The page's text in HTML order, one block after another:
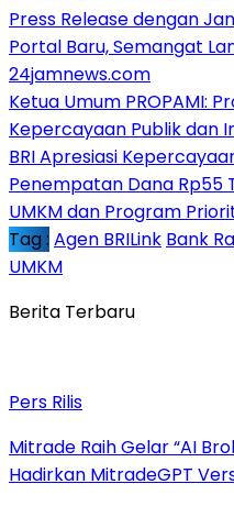
Press Release dengan
Portal Baru, Semangat
24jamnews.com
Ketua Umum PROPAMI:
Kepercayaan Publik dan
BRI Apresiasi
Penempatan Dana Rp55
UMKM dan Program
Tag : Agen BRILink Bank
UMKM
Berita Terbaru
Pers Rilis
Mitrade Raih Gelar “AI
Hadirkan MitradeGPT